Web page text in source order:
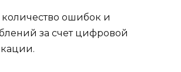
количество ошибок и
за счет цифровой